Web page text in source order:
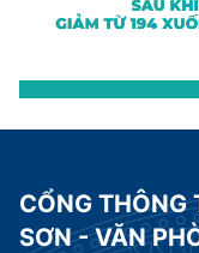
CỔNG
SƠN - VĂN